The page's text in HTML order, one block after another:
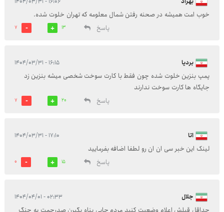
خوب امت همیشه در صحنه رفتن شمال معلومه که تهران خلوت شده.
پاسخ
13
7
بردیا ۱۶:۱۵ - ۱۴۰۴/۰۳/۳۱
پمپ بنزین خلوت شده چون فقط با کارت سوخت شخصی میشه بنزین زد
جایگاه ها کارت سوخت ندارند
پاسخ
20
7
اتا ۱۷:۱۰ - ۱۴۰۴/۰۳/۳۱
لینک این خبر سی ان ان رو لطفا اضافه بفرمایید
پاسخ
15
0
جلال ۰۲:۳۳ - ۱۴۰۴/۰۴/۰۱